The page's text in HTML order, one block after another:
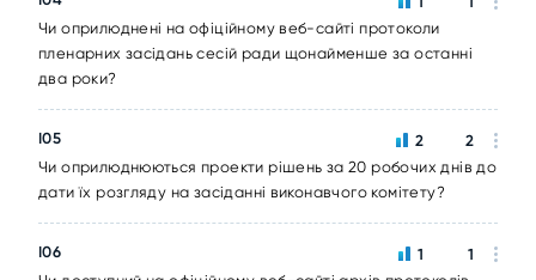
Чи оприлюднені на офіційному веб-сайті протоколи
пленарних засідань сесій ради щонайменше за останні
два роки?
I05
Чи оприлюднюються проекти рішень за 20 робочих днів до
дати їх розгляду на засіданні виконавчого комітету?
2 2
I06
1 1